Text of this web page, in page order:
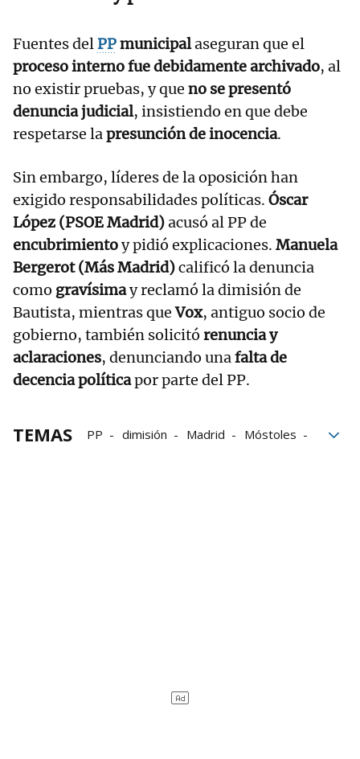
Fuentes delPPmunicipalaseguran que el
proceso interno fue debidamente archivado, al
no existir pruebas, y que no se presentó
denuncia judicial, insistiendo en que debe
respetarse lapresunción de inocencia.
Sin embargo, líderes de la oposición han
exigido responsabilidades políticas. Óscar
López (PSOE Madrid)acusó al PP de
encubrimientoy pidió explicaciones. Manuela
Bergerot (Más Madrid)calificó la denuncia
como gravísimay reclamó la dimisión de
Bautista, mientras queVox, antiguo socio de
gobierno, también solicitó renuncia y
aclaraciones, denunciando unafalta de
decencia políticapor parte del PP.
TEMAS PP dimisión Madrid
Móstoles